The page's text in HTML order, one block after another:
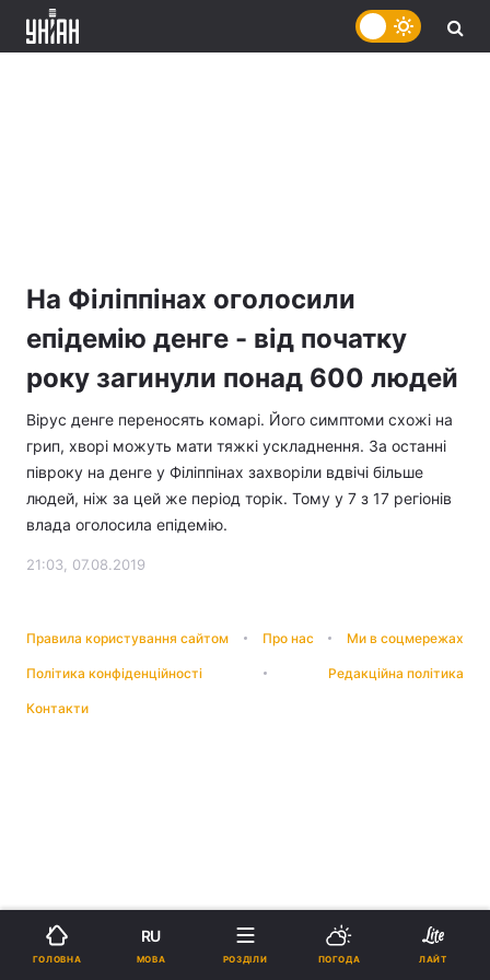
На Філіппінах оголосили
епідемію денге - від початку
року загинули понад 600 людей
Вірус денге переносять комарі. Його симптоми схожі на
грип, хворі можуть мати тяжкі ускладнення. За останні
півроку на денге у Філіппінах захворіли вдвічі більше
людей, ніж за цей же період торік. Тому у 7 з 17 регіонів
влада оголосила епідемію.
21:03, 07.08.2019
Правила користування сайтом Про нас Ми в соцмережах
Політика конфіденційності Редакційна політика
Контакти
ГОЛОВНА
RU
МОВА РОЗДІЛИ ПОГОДА ЛАЙТ